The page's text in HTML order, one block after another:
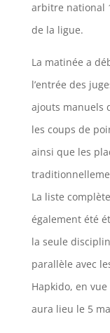
arbitre national
de la ligue.
La matinée a
l’entrée des
ajouts manuels
les coups de
ainsi que les
La liste
également été
la seule
parallèle avec
Hapkido, en vue
aura lieu le 5